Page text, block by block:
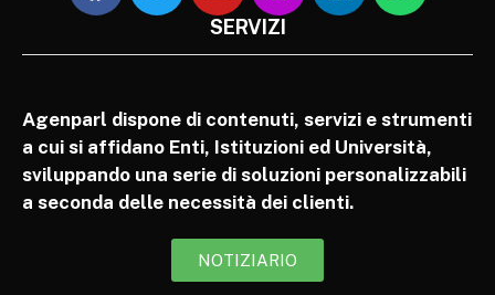
SERVIZI
Agenparl dispone di contenuti, servizi e strumenti
a cui si affidano Enti, Istituzioni ed Università,
sviluppando una serie di soluzioni personalizzabili
a seconda delle necessità dei clienti.
NOTIZIARIO